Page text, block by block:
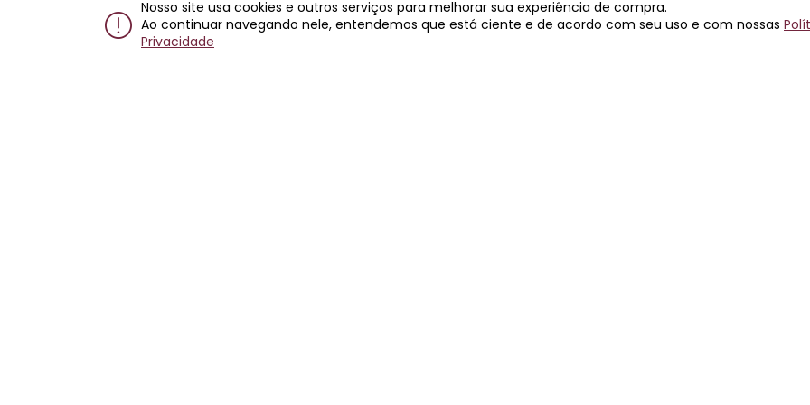
R$ 264,00 associado
2x de R$ 132,00 sem juros
R$ 264,00 associado
2x de R$ 132,00 sem juros
2x de R$ 132,00
Nosso site usa cookies e outros serviços para melhorar sua experiência de compra.
Ao continuar navegando nele, entendemos que está ciente e de acordo com seu uso e com nossas
Privacidade